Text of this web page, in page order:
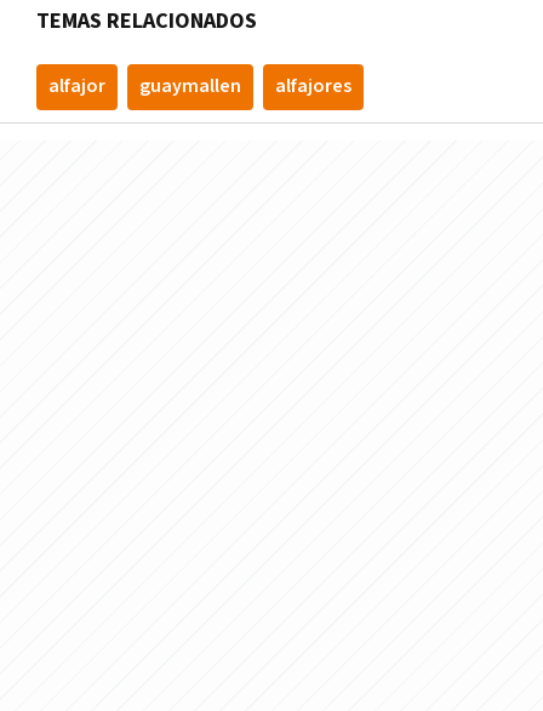
TEMAS RELACIONADOS
alfajor guaymallen alfajores